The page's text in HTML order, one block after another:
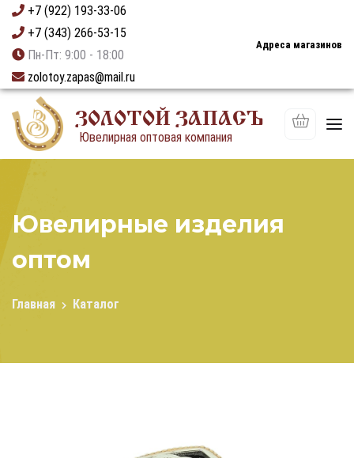
+7 (922) 193-33-06
+7 (343) 266-53-15
Пн-Пт: 9:00 - 18:00
zolotoy.zapas@mail.ru
Адреса магазинов
ЗОЛОТОЙ ЗАПАСЪ
Ювелирная оптовая компания
Ювелирные изделия
оптом
Главная Каталог